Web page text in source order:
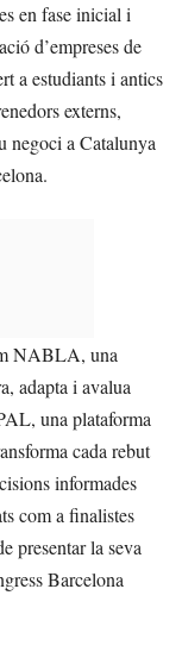
en fase inicial i
d’empreses de
a estudiants i antics
externs,
negoci a Catalunya
NABLA, una
adapta i avalua
una plataforma
cada rebut
informades
com a finalistes
presentar la seva
Barcelona